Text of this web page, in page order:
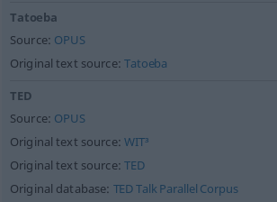
Tatoeba
Source: OPUS
Original text source:Tatoeba
TED
Source: OPUS
Original text source:WIT³
Original text source:TED
Original database: TED Talk Parallel Corpus